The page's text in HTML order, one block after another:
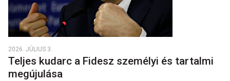
2026. JÚLIUS 3.
Teljes kudarc a Fidesz személyi és tartalmi
megújulása